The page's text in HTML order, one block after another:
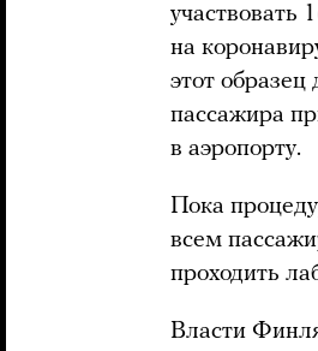
участвовать
на
этот
пассажира
в аэропорту.
Пока
всем
проходить
Власти